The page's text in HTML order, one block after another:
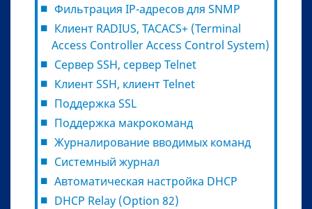
Фильтрация IP-адресов для SNMP
Клиент RADIUS, TACACS+ (Terminal
Access Controller Access Control System)
Сервер SSH, сервер Telnet
Клиент SSH, клиент Telnet
Поддержка SSL
Поддержка макрокоманд
Журналирование вводимых команд
Системный журнал
Автоматическая настройка DHCP
DHCP Relay (Option 82)